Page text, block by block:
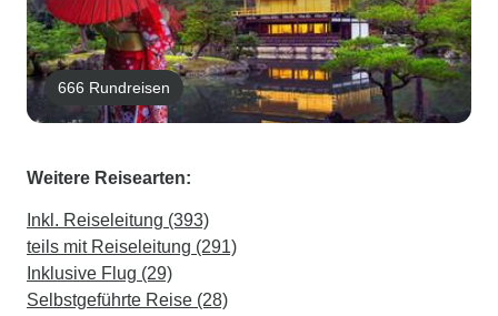
666 Rundreisen
Weitere Reisearten:
Inkl. Reiseleitung (393)
teils mit Reiseleitung (291)
Inklusive Flug (29)
Selbstgeführte Reise (28)